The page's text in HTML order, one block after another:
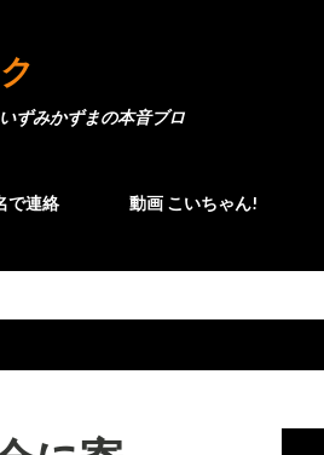
ずみかずまの本音ブロ
で連絡 動画 こいちゃん!